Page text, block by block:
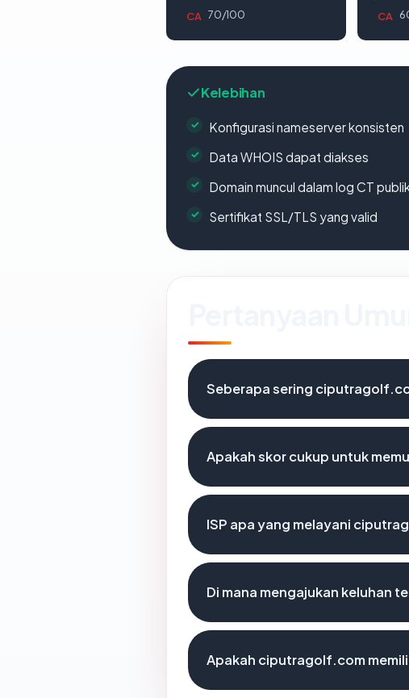
CA 70/100 CA
Kelebihan
Konfigurasi nameserver konsisten
Data WHOIS dapat diakses
Domain muncul dalam log CT
Sertifikat SSL/TLS yang valid
Seberapa sering
Apakah skor cukup untuk
ISP apa yang melayani
Di mana mengajukan keluhan
Apakah ciputragolf.com